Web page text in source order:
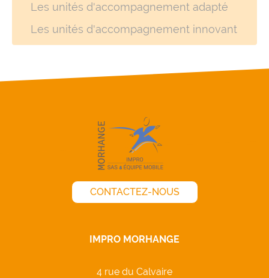
Les unités d'accompagnement adapté
Les unités d'accompagnement innovant
CONTACTEZ-NOUS
IMPRO MORHANGE
4 rue du Calvaire